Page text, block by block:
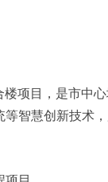
目，是市中心
智慧创新技术